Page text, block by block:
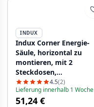
INDUX
Indux Corner Energie-
Säule, horizontal zu
montieren, mit 2
Steckdosen,
Schutzkontakt,
Edelstahl 1208953211
4.5(2)
Lieferung innerhalb 1 Woche
51,24 €